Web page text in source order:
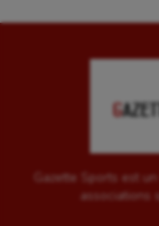
Gazette Sports est
associations